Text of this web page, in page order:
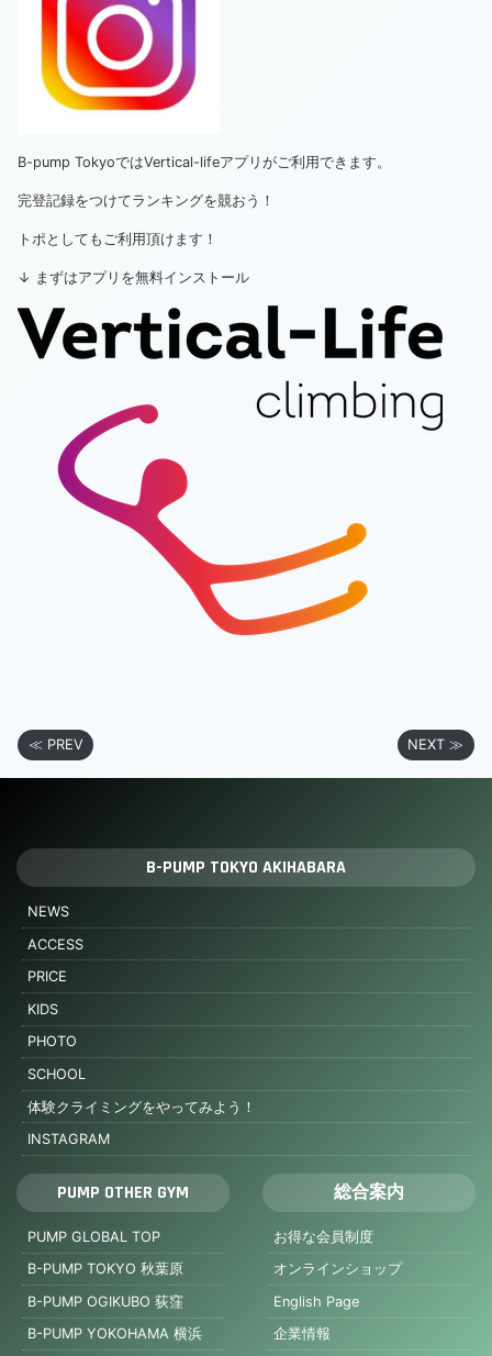
B-pump TokyoではVertical-lifeアプリがご利用できます。
完登記録をつけてランキングを競おう！
トポとしてもご利用頂けます！
↓ まずはアプリを無料インストール
≪ PREV NEXT ≫
B-PUMP TOKYO AKIHABARA
NEWS
ACCESS
PRICE
KIDS
PHOTO
SCHOOL
体験クライミングをやってみよう！
INSTAGRAM
PUMP OTHER GYM
PUMP GLOBAL TOP
B-PUMP TOKYO 秋葉原
B-PUMP OGIKUBO 荻窪
B-PUMP YOKOHAMA 横浜
総合案内
お得な会員制度
オンラインショップ
English Page
企業情報